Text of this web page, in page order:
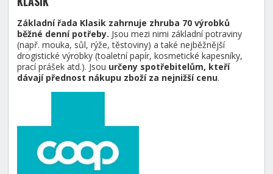
Základní řada Klasik zahrnuje zhruba 70 výrobků
běžné denní potřeby. Jsou mezi nimi základní potraviny
(např. mouka, sůl, rýže, těstoviny) a také nejběžnější
drogistické výrobky (toaletní papír, kosmetické kapesníky,
prací prášek atd.). Jsou určeny spotřebitelům, kteří
dávají přednost nákupu zboží za nejnižší cenu.